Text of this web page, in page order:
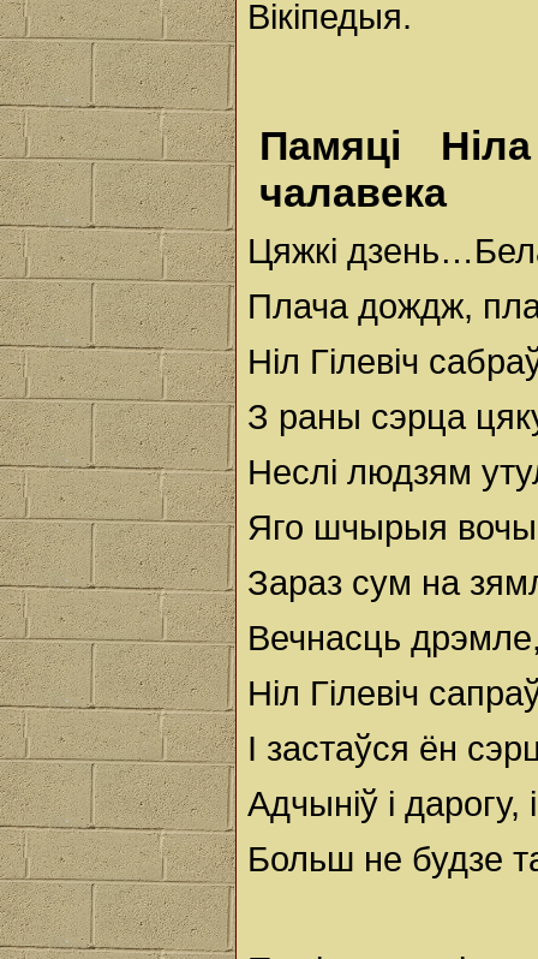
Вікіпедыя.
Памяці
чалавека
Цяжкі
Плача дождж,
Ніл Гілевіч
З раны сэрца
Неслі людзям
Яго шчырыя
Зараз сум на
Вечнасць
Ніл Гілевіч
І застаўся ён
Адчыніў і дарогу,
Больш не будзе